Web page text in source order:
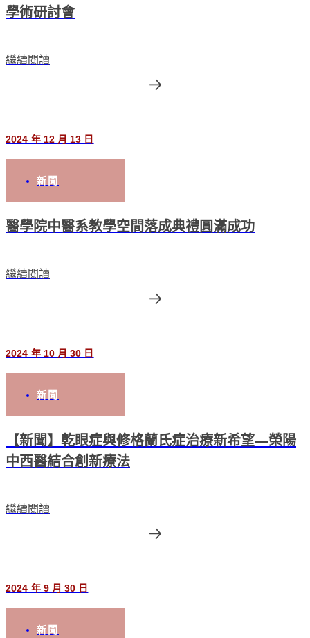
學術研討會
繼續閱讀
2024 年 12 月 13 日
新聞
醫學院中醫系教學空間落成典禮圓滿成功
繼續閱讀
2024 年 10 月 30 日
新聞
【新聞】乾眼症與修格蘭氏症治療新希望—榮陽
中西醫結合創新療法
繼續閱讀
2024 年 9 月 30 日
新聞